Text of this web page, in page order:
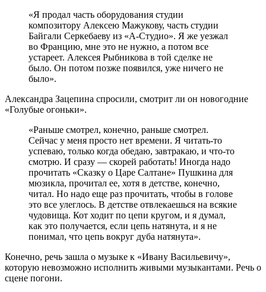
«Я продал часть оборудования студии
композитору Алексею Мажукову, часть студии
Байгали Серкебаеву из «А-Студио». Я же уезжал
во Францию, мне это не нужно, а потом все
устареет. Алексея Рыбникова в той сделке не
было. Он потом позже появился, уже ничего не
было».
Александра Зацепина спросили, смотрит ли он новогодние
«Голубые огоньки».
«Раньше смотрел, конечно, раньше смотрел.
Сейчас у меня просто нет времени. Я читать-то
успеваю, только когда обедаю, завтракаю, и что-то
смотрю. И сразу — скорей работать! Иногда надо
прочитать «Сказку о Царе Салтане» Пушкина для
мюзикла, прочитал ее, хотя в детстве, конечно,
читал. Но надо еще раз прочитать, чтобы в голове
это все улеглось. В детстве отвлекаешься на всякие
чудовища. Кот ходит по цепи кругом, и я думал,
как это получается, если цепь натянута, и я не
понимал, что цепь вокруг дуба натянута».
Конечно, речь зашла о музыке к «Ивану Васильевичу»,
которую невозможно исполнить живыми музыкантами. Речь о
сцене погони.